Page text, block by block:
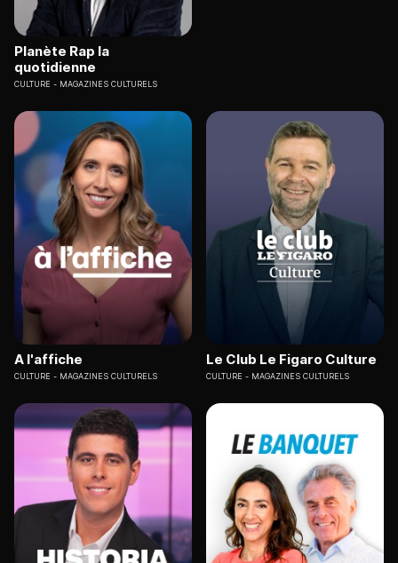
Planète Rap la
quotidienne
CULTURE MAGAZINES CULTURELS
A l'affiche
CULTURE MAGAZINES CULTURELS
Le Club Le Figaro Culture
CULTURE MAGAZINES CULTURELS